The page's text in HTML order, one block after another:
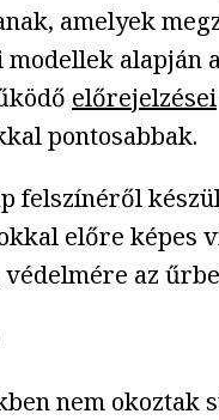
amelyek
előrejelzései
pontosabbak.
felszínéről
előre képes
az
nem okoztak